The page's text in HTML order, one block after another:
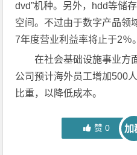
dvd”机种。另外，hdd等储
空间。不过由于数字产品领
7年度营业利益率将止于2％。
在社会基础设施事业方
公司预计海外员工增加500
比重，以降低成本。
赞 0 加